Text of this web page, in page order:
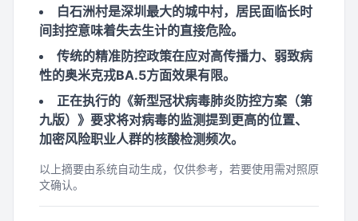
白石洲村是深圳最大的城中村，居民面临长时
间封控意味着失去生计的直接危险。
传统的精准防控政策在应对高传播力、弱致病
性的奥米克戎BA.5方面效果有限。
正在执行的《新型冠状病毒肺炎防控方案（第
九版）》要求将对病毒的监测提到更高的位置、
加密风险职业人群的核酸检测频次。
以上摘要由系统自动生成，仅供参考，若要使用需对照原
文确认。